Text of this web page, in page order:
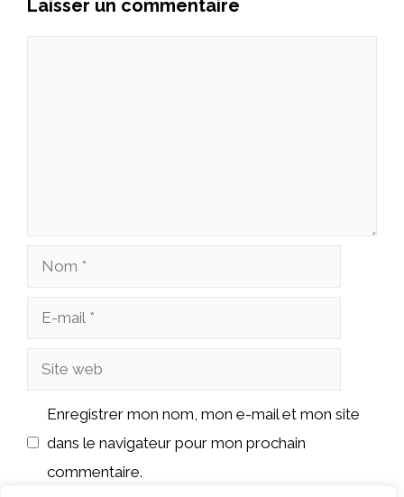
Laisser un commentaire
Nom
Site
Enregistrer mon nom, mon e-mail et mon site
dans le navigateur pour mon prochain
commentaire.